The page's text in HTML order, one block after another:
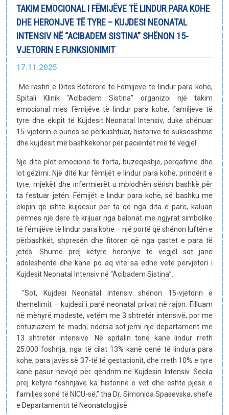
TAKIM EMOCIONAL I FËMIJËVE TË LINDUR PARA KOHE
DHE HERONJVE TË TYRE – KUJDESI NEONATAL
INTENSIV NË “ACIBADEM SISTINA” SHËNON 15-
VJETORIN E FUNKSIONIMIT
17.11.2025
Me rastin e Ditës Botërore të Fëmijëve të lindur para kohe,
Spitali Klinik “Acibadem Sistina” organizoi një takim
emocional mes fëmijëve të lindur para kohe, familjeve të
tyre dhe ekipit të Kujdesit Neonatal Intensiv, duke shënuar
15-vjetorin e punës së përkushtuar, historive të suksesshme
dhe kujdesit më bashkëkohor për pacientët më të vegjël.
Një ditë plot emocione të forta, buzëqeshje, përqafime dhe
lot gëzimi. Një ditë kur fëmijët e lindur para kohe, prindërit e
tyre, mjekët dhe infermierët u mblodhën sërish bashkë për
ta festuar jetën. Fëmijët e lindur para kohe, së bashku me
ekipin që ishte kujdesur për ta që nga dita e parë, kaluan
përmes një dere të krijuar nga balonat me ngjyrat simbolike
të fëmijëve të lindur para kohe – një portë që shënon luftën e
përbashkët, shpresën dhe fitoren që nga çastet e para të
jetës. Shumë prej këtyre heronjve të vegjël sot janë
adoleshentë dhe kanë po aq vite sa edhe vetë përvjetori i
Kujdesit Neonatal Intensiv në “Acibadem Sistina”.
“Sot, Kujdesi Neonatal Intensiv shënon 15-vjetorin e
themelimit – kujdesi i parë neonatal privat në rajon. Filluam
në mënyrë modeste, vetëm me 3 shtretër intensivë, por me
entuziazëm të madh, ndërsa sot jemi një departament me
13 shtretër intensivë. Në spitalin tonë kanë lindur rreth
25.000 foshnja, nga të cilat 13% kanë qenë të lindura para
kohe, para javës së 37-të të gestacionit, dhe rreth 10% e tyre
kanë pasur nevojë për qëndrim në Kujdesin Intensiv. Secila
prej këtyre foshnjave ka historinë e vet dhe është pjesë e
familjes sonë të NICU-së,” tha Dr. Simonida Spasevska, shefe
e Departamentit të Neonatologjisë.